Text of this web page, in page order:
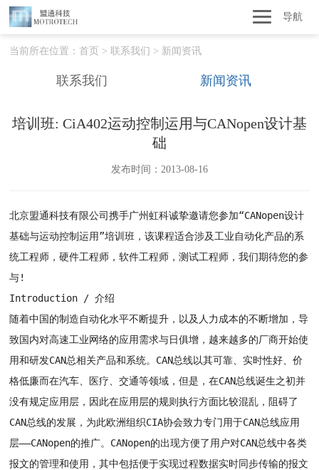
导航
当前所在位置：首页 >联系我们 > 新闻资讯
联系我们 新闻资讯
培训班: CiA402运动控制运用与CANopen设计基
础
发布时间：2013-08-16
北京盟通科技有限公司携手广州虹科诚挚邀请您参加“CANopen设计
基础与运动控制运用”培训班，该课程适合涉及工业自动化产品的系
统工程师，硬件工程师，软件工程师，测试工程师，我们期待您的参
与!
Introduction / 介绍
随着中国的制造自动化水平不断提升，以及人力成本的不断增加，导
致国内对高速工业网络的应用需求与日俱增，越来越多的厂商开始使
用和研发CAN总相关产品和系统。 CAN总线以其可靠、实时性好、价
格低廉而在汽车、医疗、交通等领域，但是，在CAN总线诞生之初并
没有规定应用层，因此在应用层的规则执行方面比较混乱，阻碍了
CAN总线的发展，为此欧洲组织CIA协会致力专门用于CAN总线应用
层——CANopen的推广。CANopen的出现方便了用户对CAN总线中各类
报文的管理和使用，其中包括便于实现过程数据实时同步传输的报文